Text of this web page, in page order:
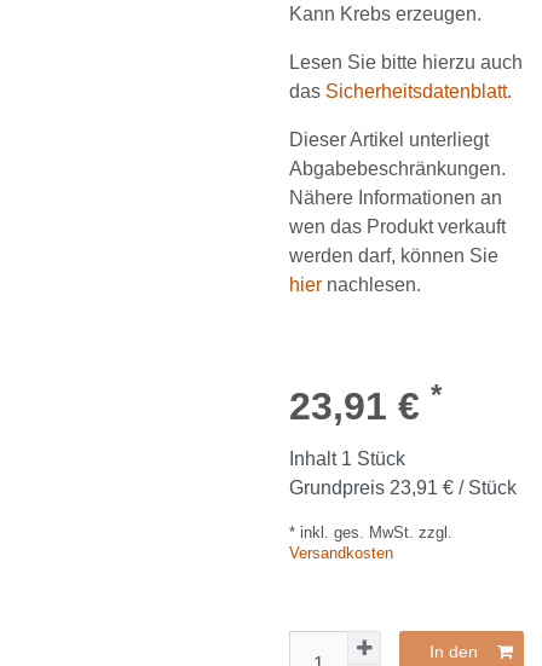
Kann Krebs erzeugen.
Lesen Sie bitte hierzu auch
das Sicherheitsdatenblatt.
Dieser Artikel unterliegt
Abgabebeschränkungen.
Nähere Informationen an
wen das Produkt verkauft
werden darf, können Sie
hier nachlesen.
23,91 € *
Inhalt 1 Stück
Grundpreis 23,91 € / Stück
* inkl. ges. MwSt. zzgl.
Versandkosten
In den